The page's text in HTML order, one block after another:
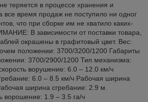
теряется в процессе хранения и
все время продаж не поступило ни одног
что при сборке им не хватило каких-
В зависимости от поставки товара,
окрашены в графитовый цвет. Вес:
положении: 3700/3200/1200 Габариты
3700/2900/1200 Тип механизма:
ворушение: 6.0 – 12.0 км/ч
6.0 – 8.5 км/ч Рабочая ширина
ширина сгребание: 2.9 м.
ворошение: 1.9 – 3.5 га/ч